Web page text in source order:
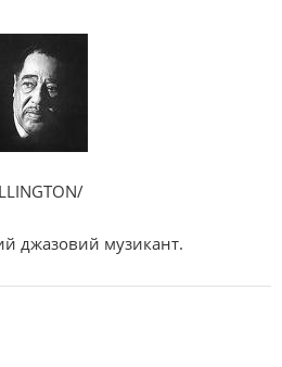
джазовий музикант.